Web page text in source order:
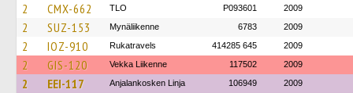
2 CMX-662 TLO P093601 2009
2 SUZ-153 Mynäliikenne 6783 2009
2 IOZ-910 Rukatravels 414285 645 2009
2 GIS-120 Vekka Liikenne 117502 2009
2 EEI-117 Anjalankosken Linja 106949 2009